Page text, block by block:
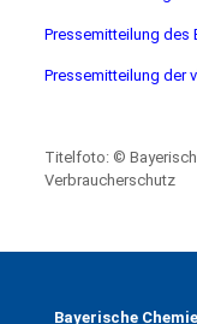
Pressemitteilung des
Pressemitteilung der
Titelfoto: ©
Verbraucherschutz
Bayerische